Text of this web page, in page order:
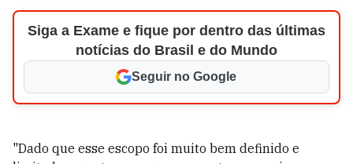
Siga a Exame e fique por dentro das últimas
notícias do Brasil e do Mundo
Seguir no Google
"Dado que esse escopo foi muito bem definido e